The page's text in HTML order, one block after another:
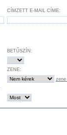
CÍMZETT E-MAIL CÍME:
BETŰSZÍN:
ZENE:
zene